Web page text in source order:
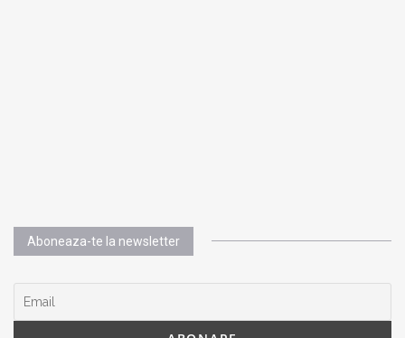
Aboneaza-te la newsletter